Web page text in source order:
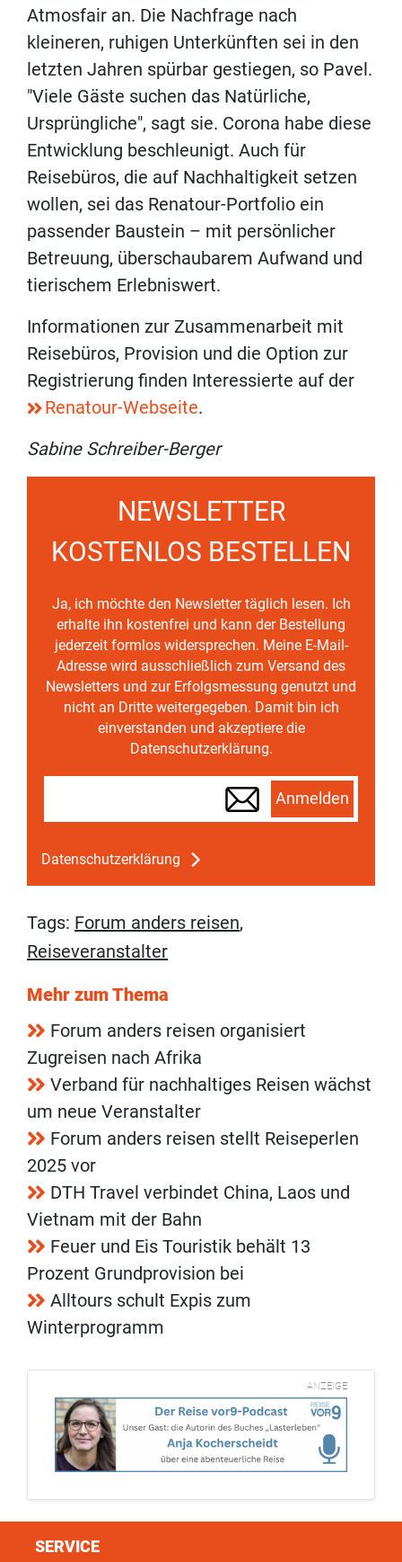
Atmosfair an. Die Nachfrage nach
kleineren, ruhigen Unterkünften sei in den
letzten Jahren spürbar gestiegen, so Pavel.
"Viele Gäste suchen das Natürliche,
Ursprüngliche", sagt sie. Corona habe diese
Entwicklung beschleunigt. Auch für
Reisebüros, die auf Nachhaltigkeit setzen
wollen, sei das Renatour-Portfolio ein
passender Baustein – mit persönlicher
Betreuung, überschaubarem Aufwand und
tierischem Erlebniswert.
Informationen zur Zusammenarbeit mit
Reisebüros, Provision und die Option zur
Registrierung finden Interessierte auf der
Renatour-Webseite.
Sabine Schreiber-Berger
NEWSLETTER
KOSTENLOS BESTELLEN
Ja, ich möchte den Newsletter täglich lesen. Ich
erhalte ihn kostenfrei und kann der Bestellung
jederzeit formlos widersprechen. Meine E-Mail-
Adresse wird ausschließlich zum Versand des
Newsletters und zur Erfolgsmessung genutzt und
nicht an Dritte weitergegeben. Damit bin ich
einverstanden und akzeptiere die
Datenschutzerklärung.
Anmelden
Datenschutzerklärung
Tags: Forum anders reisen,
Reiseveranstalter
Mehr zum Thema
Forum anders reisen organisiert
Zugreisen nach Afrika
Verband für nachhaltiges Reisen wächst
um neue Veranstalter
Forum anders reisen stellt Reiseperlen
2025 vor
DTH Travel verbindet China, Laos und
Vietnam mit der Bahn
Feuer und Eis Touristik behält 13
Prozent Grundprovision bei
Alltours schult Expis zum
Winterprogramm
ANZEIGE
SERVICE